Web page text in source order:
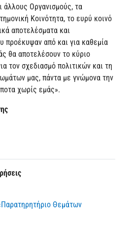
άλλους Οργανισμούς, τα
Κοινότητα, το ευρύ κοινό
αποτελέσματα και
προέκυψαν από και για καθεμία
θα αποτελέσουν το κύριο
τον σχεδιασμό πολιτικών και τη
μας, πάντα με γνώμονα την
χωρίς εμάς».
Θεμάτων